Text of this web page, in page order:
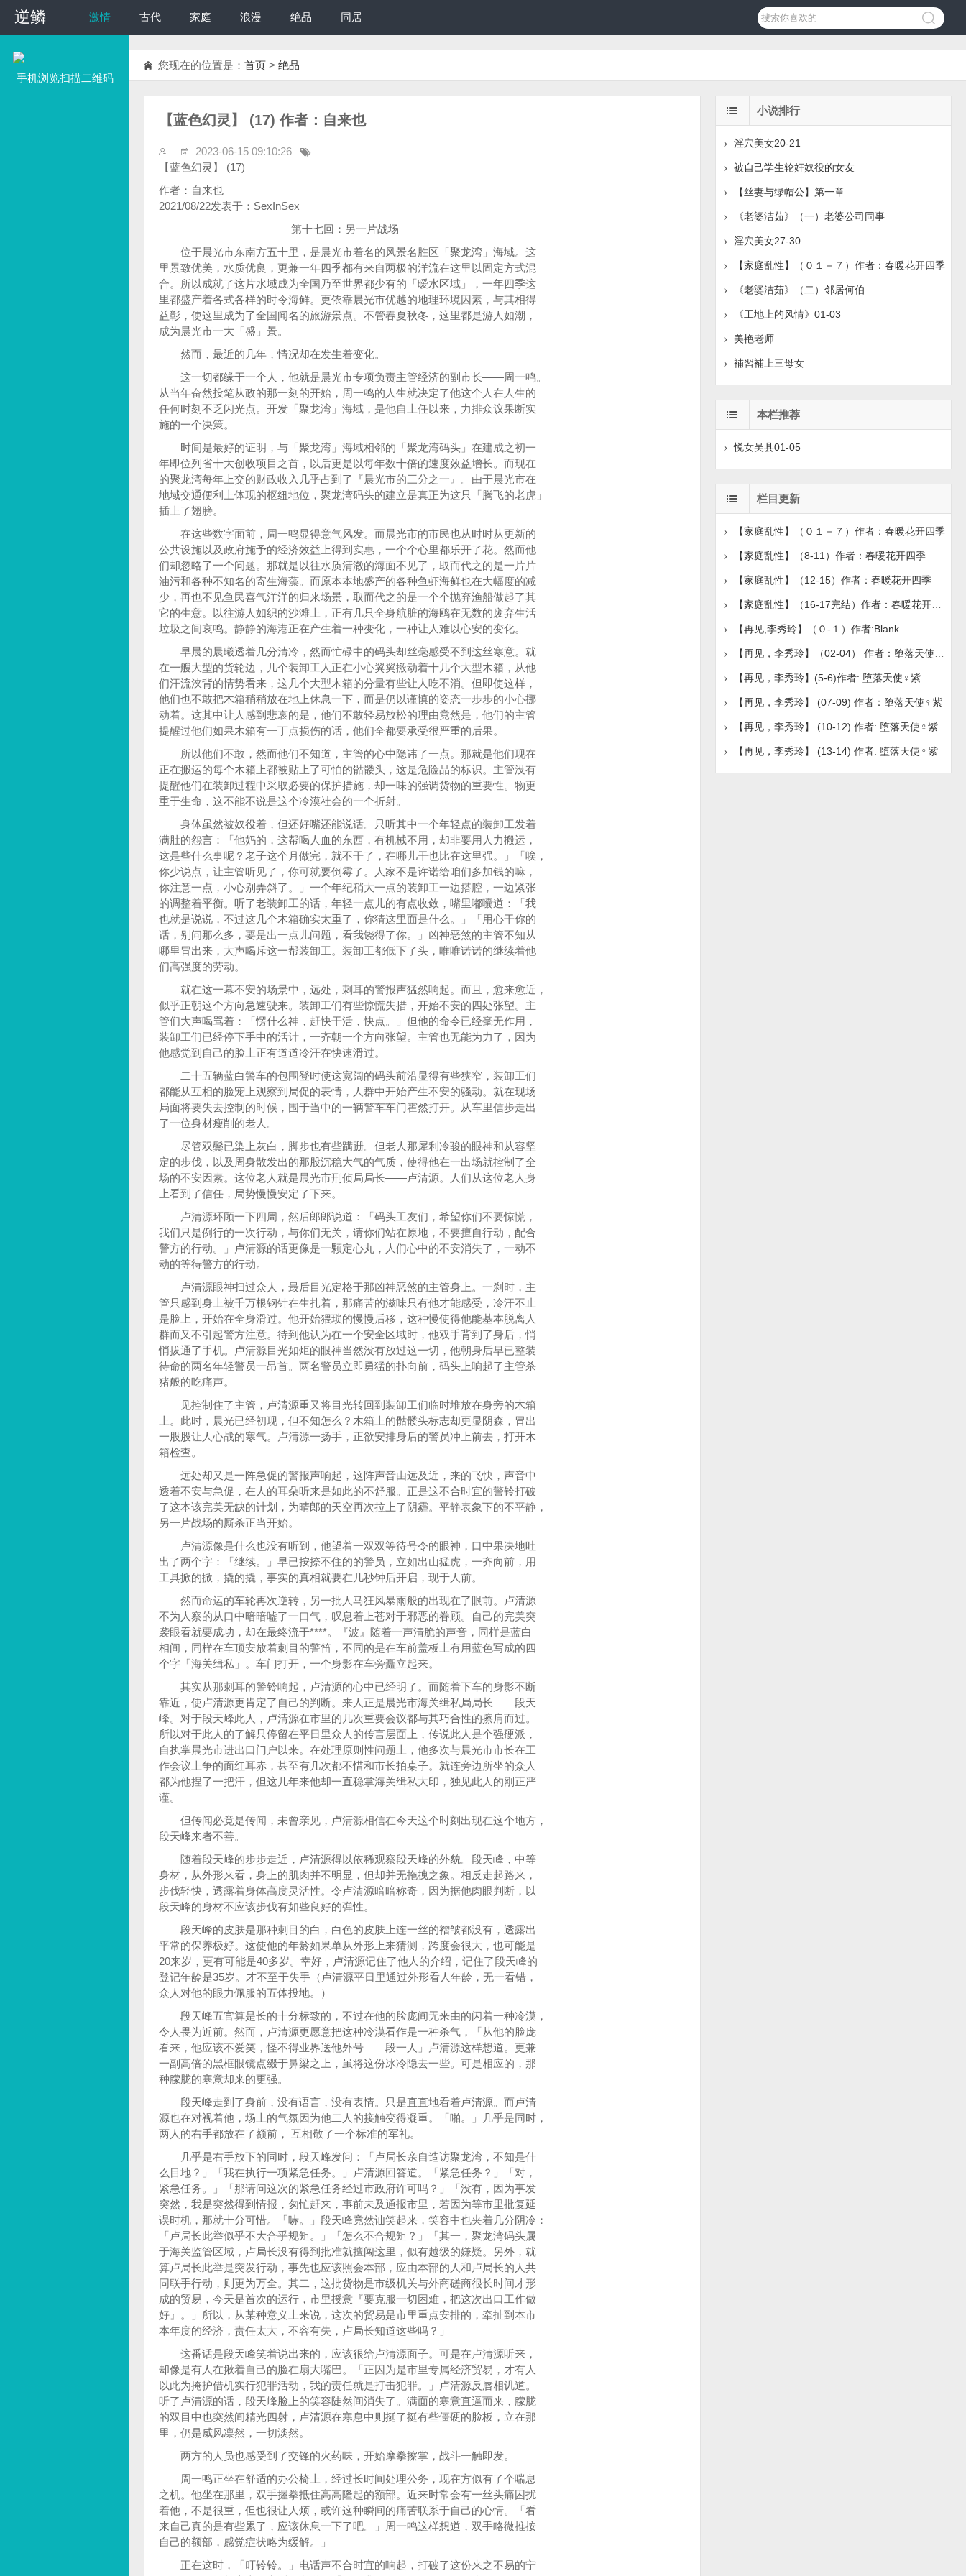
逆鳞
逆鳞 激情 古代 家庭 浪漫 绝品 同居
手机浏览扫描二维码
您现在的位置是： 首页 > 绝品
【蓝色幻灵】 (17) 作者：自来也
2023-06-15 09:10:26
【蓝色幻灵】 (17)
作者：自来也
2021/08/22发表于：SexInSex
第十七回：另一片战场
位于晨光市东南方五十里，是晨光市着名的风景名胜区「聚龙湾」海域。这
里景致优美，水质优良，更兼一年四季都有来自两极的洋流在这里以固定方式混
合。所以成就了这片水域成为全国乃至世界都少有的「暧水区域」，一年四季这
里都盛产着各式各样的时令海鲜。更依靠晨光市优越的地理环境因素，与其相得
益彰，使这里成为了全国闻名的旅游景点。不管春夏秋冬，这里都是游人如潮，
成为晨光市一大「盛」景。
然而，最近的几年，情况却在发生着变化。
这一切都缘于一个人，他就是晨光市专项负责主管经济的副市长——周一鸣。
从当年奋然投笔从政的那一刻的开始，周一鸣的人生就决定了他这个人在人生的
任何时刻不乏闪光点。开发「聚龙湾」海域，是他自上任以来，力排众议果断实
施的一个决策。
时间是最好的证明，与「聚龙湾」海域相邻的「聚龙湾码头」在建成之初一
年即位列省十大创收项目之首，以后更是以每年数十倍的速度效益增长。而现在
的聚龙湾每年上交的财政收入几乎占到了『晨光市的三分之一』。由于晨光市在
地域交通便利上体现的枢纽地位，聚龙湾码头的建立是真正为这只「腾飞的老虎」
插上了翅膀。
在这些数字面前，周一鸣显得意气风发。而晨光市的市民也从时时从更新的
公共设施以及政府施予的经济效益上得到实惠，一个个心里都乐开了花。然而他
们却忽略了一个问题。那就是以往水质清澈的海面不见了，取而代之的是一片片
油污和各种不知名的寄生海藻。而原本本地盛产的各种鱼虾海鲜也在大幅度的减
少，再也不见鱼民喜气洋洋的归来场景，取而代之的是一个个抛弃渔船做起了其
它的生意。以往游人如织的沙滩上，正有几只全身航脏的海鸥在无数的废弃生活
垃圾之间哀鸣。静静的海港正在产生着一种变化，一种让人难以心安的变化。
早晨的晨曦透着几分清冷，然而忙碌中的码头却丝毫感受不到这丝寒意。就
在一艘大型的货轮边，几个装卸工人正在小心翼翼搬动着十几个大型木箱，从他
们汗流浃背的情势看来，这几个大型木箱的分量有些让人吃不消。但即使这样，
他们也不敢把木箱稍稍放在地上休息一下，而是仍以谨慎的姿态一步步的小心挪
动着。这其中让人感到悲哀的是，他们不敢轻易放松的理由竟然是，他们的主管
提醒过他们如果木箱有一丁点损伤的话，他们全都要承受很严重的后果。
所以他们不敢，然而他们不知道，主管的心中隐讳了一点。那就是他们现在
正在搬运的每个木箱上都被贴上了可怕的骷髅头，这是危险品的标识。主管没有
提醒他们在装卸过程中采取必要的保护措施，却一味的强调货物的重要性。物更
重于生命，这不能不说是这个冷漠社会的一个折射。
身体虽然被奴役着，但还好嘴还能说话。只听其中一个年轻点的装卸工发着
满肚的怨言：「他妈的，这帮喝人血的东西，有机械不用，却非要用人力搬运，
这是些什么事呢？老子这个月做完，就不干了，在哪儿干也比在这里强。」「唉，
你少说点，让主管听见了，你可就要倒霉了。人家不是许诺给咱们多加钱的嘛，
你注意一点，小心别弄斜了。」一个年纪稍大一点的装卸工一边搭腔，一边紧张
的调整着平衡。听了老装卸工的话，年轻一点儿的有点收敛，嘴里嘟囔道：「我
也就是说说，不过这几个木箱确实太重了，你猜这里面是什么。」「用心干你的
话，别问那么多，要是出一点儿问题，看我饶得了你。」凶神恶煞的主管不知从
哪里冒出来，大声喝斥这一帮装卸工。装卸工都低下了头，唯唯诺诺的继续着他
们高强度的劳动。
就在这一幕不安的场景中，远处，刺耳的警报声猛然响起。而且，愈来愈近，
似乎正朝这个方向急速驶来。装卸工们有些惊慌失措，开始不安的四处张望。主
管们大声喝骂着：「愣什么神，赶快干活，快点。」但他的命令已经毫无作用，
装卸工们已经停下手中的活计，一齐朝一个方向张望。主管也无能为力了，因为
他感觉到自己的脸上正有道道冷汗在快速滑过。
二十五辆蓝白警车的包围登时使这宽阔的码头前沿显得有些狭窄，装卸工们
都能从互相的脸宠上观察到局促的表情，人群中开始产生不安的骚动。就在现场
局面将要失去控制的时候，围于当中的一辆警车车门霍然打开。从车里信步走出
了一位身材瘦削的老人。
尽管双鬓已染上灰白，脚步也有些蹒跚。但老人那犀利冷骏的眼神和从容坚
定的步伐，以及周身散发出的那股沉稳大气的气质，使得他在一出场就控制了全
场的不安因素。这位老人就是晨光市刑侦局局长——卢清源。人们从这位老人身
上看到了信任，局势慢慢安定了下来。
卢清源环顾一下四周，然后郎郎说道：「码头工友们，希望你们不要惊慌，
我们只是例行的一次行动，与你们无关，请你们站在原地，不要擅自行动，配合
警方的行动。」卢清源的话更像是一颗定心丸，人们心中的不安消失了，一动不
动的等待警方的行动。
卢清源眼神扫过众人，最后目光定格于那凶神恶煞的主管身上。一刹时，主
管只感到身上被千万根钢针在生扎着，那痛苦的滋味只有他才能感受，冷汗不止
是脸上，开始在全身滑过。他开始猥琐的慢慢后移，这种慢使得他能基本脱离人
群而又不引起警方注意。待到他认为在一个安全区域时，他双手背到了身后，悄
悄拔通了手机。卢清源目光如炬的眼神当然没有放过这一切，他朝身后早已整装
待命的两名年轻警员一昂首。两名警员立即勇猛的扑向前，码头上响起了主管杀
猪般的吃痛声。
见控制住了主管，卢清源重又将目光转回到装卸工们临时堆放在身旁的木箱
上。此时，晨光已经初现，但不知怎么？木箱上的骷髅头标志却更显阴森，冒出
一股股让人心战的寒气。卢清源一扬手，正欲安排身后的警员冲上前去，打开木
箱检查。
远处却又是一阵急促的警报声响起，这阵声音由远及近，来的飞快，声音中
透着不安与急促，在人的耳朵听来是如此的不舒服。正是这不合时宜的警铃打破
了这本该完美无缺的计划，为晴郎的天空再次拉上了阴霾。平静表象下的不平静，
另一片战场的厮杀正当开始。
卢清源像是什么也没有听到，他望着一双双等待号令的眼神，口中果决地吐
出了两个字：「继续。」早已按捺不住的的警员，立如出山猛虎，一齐向前，用
工具掀的掀，撬的撬，事实的真相就要在几秒钟后开启，现于人前。
然而命运的车轮再次逆转，另一批人马狂风暴雨般的出现在了眼前。卢清源
不为人察的从口中暗暗嘘了一口气，叹息着上苍对于邪恶的眷顾。自己的完美突
袭眼看就要成功，却在最终流于****。『波』随着一声清脆的声音，同样是蓝白
相间，同样在车顶安放着刺目的警笛，不同的是在车前盖板上有用蓝色写成的四
个字「海关缉私」。车门打开，一个身影在车旁矗立起来。
其实从那刺耳的警铃响起，卢清源的心中已经明了。而随着下车的身影不断
靠近，使卢清源更肯定了自己的判断。来人正是晨光市海关缉私局局长——段天
峰。对于段天峰此人，卢清源在市里的几次重要会议都与其巧合性的擦肩而过。
所以对于此人的了解只停留在平日里众人的传言层面上，传说此人是个强硬派，
自执掌晨光市进出口门户以来。在处理原则性问题上，他多次与晨光市市长在工
作会议上争的面红耳赤，甚至有几次都不惜和市长拍桌子。就连旁边所坐的众人
都为他捏了一把汗，但这几年来他却一直稳掌海关缉私大印，独见此人的刚正严
谨。
但传闻必竟是传闻，未曾亲见，卢清源相信在今天这个时刻出现在这个地方，
段天峰来者不善。
随着段天峰的步步走近，卢清源得以依稀观察段天峰的外貌。段天峰，中等
身材，从外形来看，身上的肌肉并不明显，但却并无拖拽之象。相反走起路来，
步伐轻快，透露着身体高度灵活性。令卢清源暗暗称奇，因为据他肉眼判断，以
段天峰的身材不应该步伐有如些良好的弹性。
段天峰的皮肤是那种刺目的白，白色的皮肤上连一丝的褶皱都没有，透露出
平常的保养极好。这使他的年龄如果单从外形上来猜测，跨度会很大，也可能是
20来岁，更有可能是40多岁。幸好，卢清源记住了他人的介绍，记住了段天峰的
登记年龄是35岁。才不至于失手（卢清源平日里通过外形看人年龄，无一看错，
众人对他的眼力佩服的五体投地。）
段天峰五官算是长的十分标致的，不过在他的脸庞间无来由的闪着一种冷漠，
令人畏为近前。然而，卢清源更愿意把这种冷漠看作是一种杀气，「从他的脸庞
看来，他应该不爱笑，怪不得业界送他外号——段一人」卢清源这样想道。更兼
一副高倍的黑框眼镜点缀于鼻梁之上，虽将这份冰冷隐去一些。可是相应的，那
种朦胧的寒意却来的更强。
段天峰走到了身前，没有语言，没有表情。只是直直地看着卢清源。而卢清
源也在对视着他，场上的气氛因为他二人的接触变得凝重。「啪。」几乎是同时，
两人的右手都放在了额前， 互相敬了一个标准的军礼。
几乎是右手放下的同时，段天峰发问：「卢局长亲自造访聚龙湾，不知是什
么目地？」「我在执行一项紧急任务。」卢清源回答道。「紧急任务？」「对，
紧急任务。」「那请问这次的紧急任务经过市政府许可吗？」「没有，因为事发
突然，我是突然得到情报，匆忙赶来，事前未及通报市里，若因为等市里批复延
误时机，那就十分可惜。「哧。」段天峰竟然讪笑起来，笑容中也夹着几分阴冷：
「卢局长此举似乎不大合乎规矩。」「怎么不合规矩？」「其一，聚龙湾码头属
于海关监管区域，卢局长没有得到批准就擅闯这里，似有越级的嫌疑。另外，就
算卢局长此举是突发行动，事先也应该照会本部，应由本部的人和卢局长的人共
同联手行动，则更为万全。其二，这批货物是市级机关与外商磋商很长时间才形
成的贸易，今天是首次的运行，市里授意『要克服一切困难，把这次出口工作做
好』。」所以，从某种意义上来说，这次的贸易是市里重点安排的，牵扯到本市
本年度的经济，责任太大，不容有失，卢局长知道这些吗？」
这番话是段天峰笑着说出来的，应该很给卢清源面子。可是在卢清源听来，
却像是有人在揪着自己的脸在扇大嘴巴。「正因为是市里专属经济贸易，才有人
以此为掩护借机实行犯罪活动，我的责任就是打击犯罪。」卢清源反唇相讥道。
听了卢清源的话，段天峰脸上的笑容陡然间消失了。满面的寒意直逼而来，朦胧
的双目中也突然间精光四射，卢清源在寒息中则挺了挺有些僵硬的脸板，立在那
里，仍是威风凛然，一切淡然。
两方的人员也感受到了交锋的火药味，开始摩拳擦掌，战斗一触即发。
周一鸣正坐在舒适的办公椅上，经过长时间处理公务，现在方似有了个喘息
之机。他坐在那里，双手握拳抵住高高隆起的额部。近来时常会有一丝头痛困扰
着他，不是很重，但也很让人烦，或许这种瞬间的痛苦联系于自己的心情。「看
来自己真的是有些累了，应该休息一下了吧。」周一鸣这样想道，双手略微推按
自己的额部，感觉症状略为缓解。」
正在这时，「叮铃铃。」电话声不合时宜的响起，打破了这份来之不易的宁
小说排行
淫穴美女20-21
被自己学生轮奸奴役的女友
【丝妻与绿帽公】第一章
《老婆洁茹》（一）老婆公司同事
淫穴美女27-30
【家庭乱性】（０１－７）作者：春暖花开四季
《老婆洁茹》（二）邻居何伯
《工地上的风情》01-03
美艳老师
補習補上三母女
本栏推荐
悦女吴县01-05
栏目更新
【家庭乱性】（０１－７）作者：春暖花开四季
【家庭乱性】（8-11）作者：春暖花开四季
【家庭乱性】（12-15）作者：春暖花开四季
【家庭乱性】（16-17完结）作者：春暖花开四季
【再见,李秀玲】（０-１）作者:Blank
【再见，李秀玲】(5-6)作者: 堕落天使♀紫
【再见，李秀玲】 (07-09) 作者：堕落天使♀紫
【再见，李秀玲】 (10-12) 作者: 堕落天使♀紫
【再见，李秀玲】 (13-14) 作者: 堕落天使♀紫